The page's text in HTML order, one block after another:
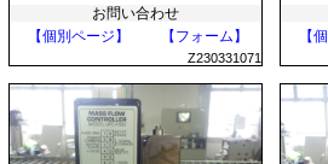
お問い合わせ
【個別ページ】
【フォーム】
Z230331071
【